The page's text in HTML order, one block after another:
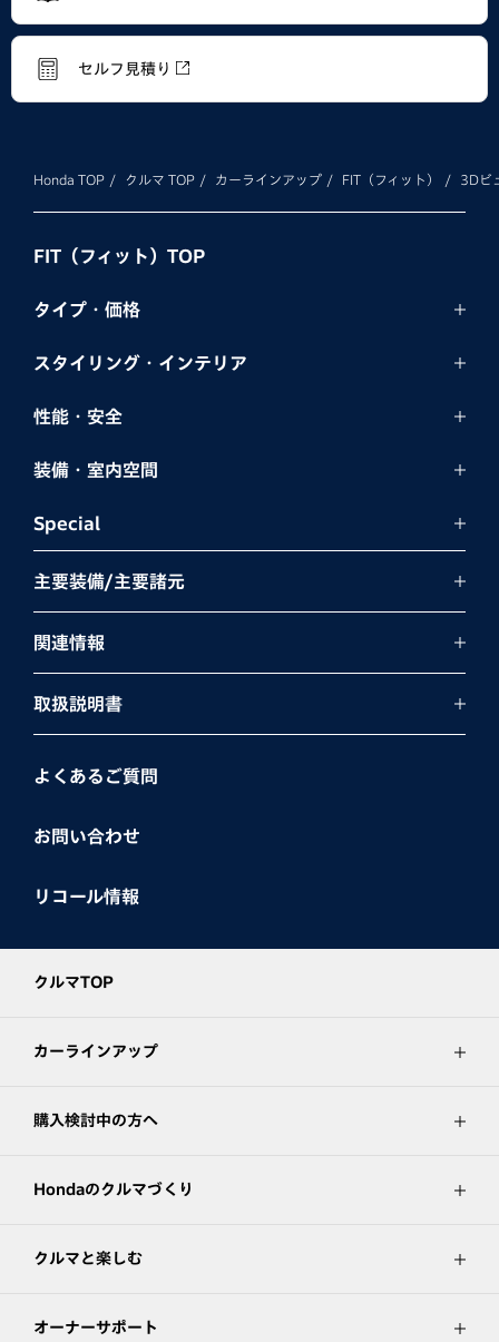
セルフ見積り
Honda TOP クルマ TOP カーラインアップ FIT（フィット） 3Dビ
FIT（フィット）TOP
タイプ・価格
スタイリング・ インテリア
性能・安全
装備・室内空間
Special
主要装備/主要諸元
関連情報
取扱説明書
よくあるご質問
お問い合わせ
リコール情報
クルマTOP
カーラインアップ
購入検討中の方へ
Hondaのクルマづくり
クルマと楽しむ
オーナーサポート